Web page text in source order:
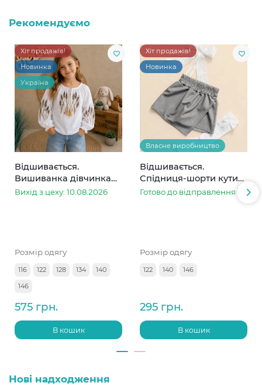
Рекомендуємо
Хіт продажів!
Новинка
Україна
Відшивається.
Вишиванка дівчинка
колоски
Вихід з цеху: 10.08.2026
Розмір одягу
116 122 128 134
140
146
575 грн.
В кошик
Хіт продажів!
Новинка
Власне виробництво
Відшивається.
Спідниця-шорти кутик
сіра в смужку
Готово до відправлення
Розмір одягу
122 140 146
295 грн.
В кошик
Нові надходження